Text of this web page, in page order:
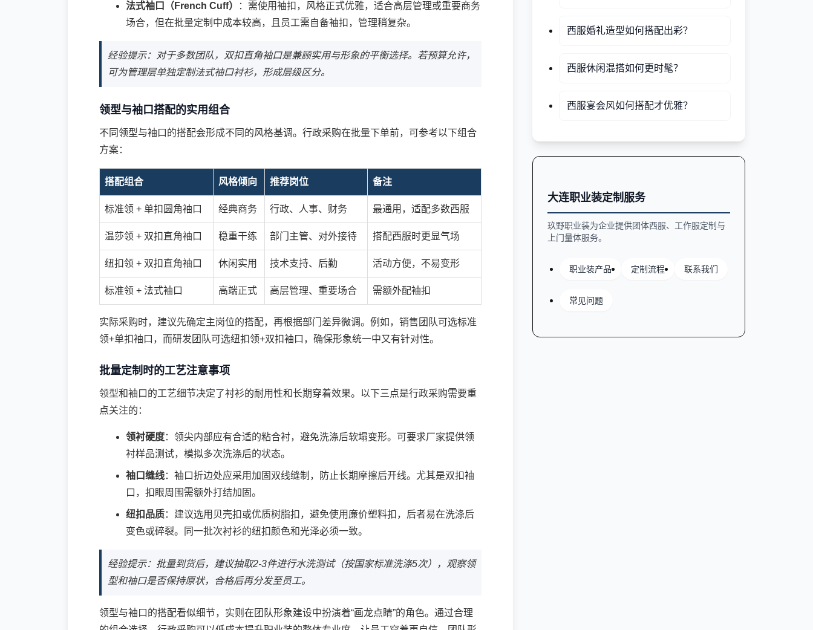
法式袖口（French Cuff）
：需使用袖扣，风格正式优雅，适合高层管理或重要商务
场合，但在批量定制中成本较高，且员工需自备袖扣，管理稍复杂。
经验提示：对于多数团队，双扣直角袖口是兼顾实用与形象的平衡选择。若预算允许，
可为管理层单独定制法式袖口衬衫，形成层级区分。
领型与袖口搭配的实用组合
不同领型与袖口的搭配会形成不同的风格基调。行政采购在批量下单前，可参考以下组合
方案：
搭配组合 风格倾向 推荐岗位 备注
标准领 + 单扣圆角袖口 经典商务 行政、人事、财务 最通用，适配多数西服
温莎领 + 双扣直角袖口 稳重干练 部门主管、对外接待 搭配西服时更显气场
纽扣领 + 双扣直角袖口 休闲实用 技术支持、后勤 活动方便，不易变形
标准领 + 法式袖口 高端正式 高层管理、重要场合 需额外配袖扣
实际采购时，建议先确定主岗位的搭配，再根据部门差异微调。例如，销售团队可选标准
领+单扣袖口，而研发团队可选纽扣领+双扣袖口，确保形象统一中又有针对性。
批量定制时的工艺注意事项
领型和袖口的工艺细节决定了衬衫的耐用性和长期穿着效果。以下三点是行政采购需要重
点关注的：
领衬硬度：领尖内部应有合适的粘合衬，避免洗涤后软塌变形。可要求厂家提供领
衬样品测试，模拟多次洗涤后的状态。
袖口缝线：袖口折边处应采用加固双线缝制，防止长期摩擦后开线。尤其是双扣袖
口，扣眼周围需额外打结加固。
纽扣品质：建议选用贝壳扣或优质树脂扣，避免使用廉价塑料扣，后者易在洗涤后
变色或碎裂。同一批次衬衫的纽扣颜色和光泽必须一致。
经验提示：批量到货后，建议抽取2-3件进行水洗测试（按国家标准洗涤5次），观察领
型和袖口是否保持原状，合格后再分发至员工。
领型与袖口的搭配看似细节，实则在团队形象建设中扮演着“画龙点睛”的角色。通过合理
西服婚礼造型如何搭配出彩？
西服休闲混搭如何更时髦？
西服宴会风如何搭配才优雅？
大连职业装定制服务
玖野职业装为企业提供团体西服、工作服定制与
上门量体服务。
职业装产品 定制流程 联系我们
常见问题